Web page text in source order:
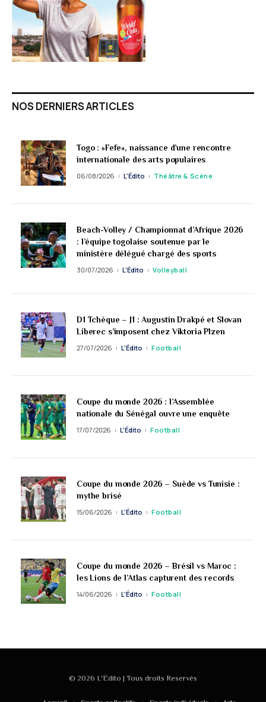
NOS DERNIERS ARTICLES
Togo : «Fefe», naissance d’une rencontre
internationale des arts populaires
06/08/2026 L'Édito Théâtre & Scène
Beach-Volley / Championnat d’Afrique 2026
: l’équipe togolaise soutenue par le
ministère délégué chargé des sports
30/07/2026 L'Édito Volleyball
D1 Tchèque – J1 : Augustin Drakpé et Slovan
Liberec s’imposent chez Viktoria Plzen
27/07/2026 L'Édito Football
Coupe du monde 2026 : l’Assemblée
nationale du Sénégal ouvre une enquête
17/07/2026 L'Édito Football
Coupe du monde 2026 – Suède vs Tunisie :
mythe brisé
15/06/2026 L'Édito Football
Coupe du monde 2026 – Brésil vs Maroc :
les Lions de l’Atlas capturent des records
14/06/2026 L'Édito Football
© 2026 L'Édito | Tous droits Reservés